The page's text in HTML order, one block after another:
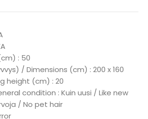
: 50
/ Dimensions (cm) : 200 x 160
height (cm) : 20
condition : Kuin uusi / Like new
/ No pet hair